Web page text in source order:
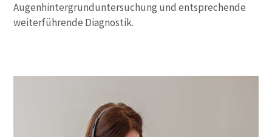
Augenhintergrunduntersuchung und entsprechende
weiterführende Diagnostik.